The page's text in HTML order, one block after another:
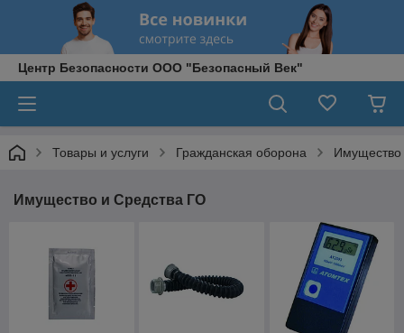
Центр Безопасности ООО "Безопасный Век"
Товары и услуги Гражданская оборона Имущество
Имущество и Средства ГО